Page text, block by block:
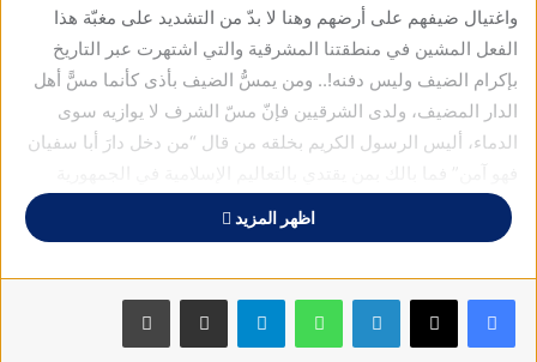
واغتيال ضيفهم على أرضهم وهنا لا بدّ من التشديد على مغبّة هذا
الفعل المشين في منطقتنا المشرقية والتي اشتهرت عبر التاريخ
بإكرام الضيف وليس دفنه!.. ومن يمسُّ الضيف بأذى كأنما مسًّ أهل
الدار المضيف، ولدى الشرقيين فإنّ مسّ الشرف لا يوازيه سوى
الدماء، أليس الرسول الكريم بخلقه من قال “من دخل دارَ أبا سفيان
فهو آمن” فما بالك بمن يقتدي بالتعاليم الإسلامية في الجمهورية
الإسلامية الإيرانية وعليه فإنّ الرد الإيراني حتمي مزدوج المفعول
الأول نصرة لفلسطين والثاني نصرة لشرفها ..
أما فيما يتعلق بالرسالة التي حملها الخطاب الموجه بشكل مباشر
دون الحاجة إلى قراءة ما بين السطور، بأنّ الرّد على هذه الجريمة
اظهر المزيد
فيسبوك لينكدإن واتساب